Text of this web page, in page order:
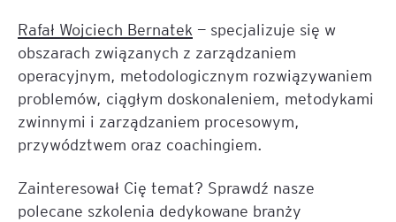
Rafał Wojciech Bernatek — specjalizuje się w
obszarach związanych z zarządzaniem
operacyjnym, metodologicznym rozwiązywaniem
problemów, ciągłym doskonaleniem, metodykami
zwinnymi i zarządzaniem procesowym,
przywództwem oraz coachingiem.
Zainteresował Cię temat? Sprawdź nasze
polecane szkolenia dedykowane branży